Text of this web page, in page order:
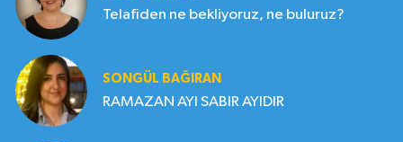
Telafiden ne bekliyoruz, ne buluruz?
SONGÜL BAĞIRAN
RAMAZAN AYI SABIR AYIDIR